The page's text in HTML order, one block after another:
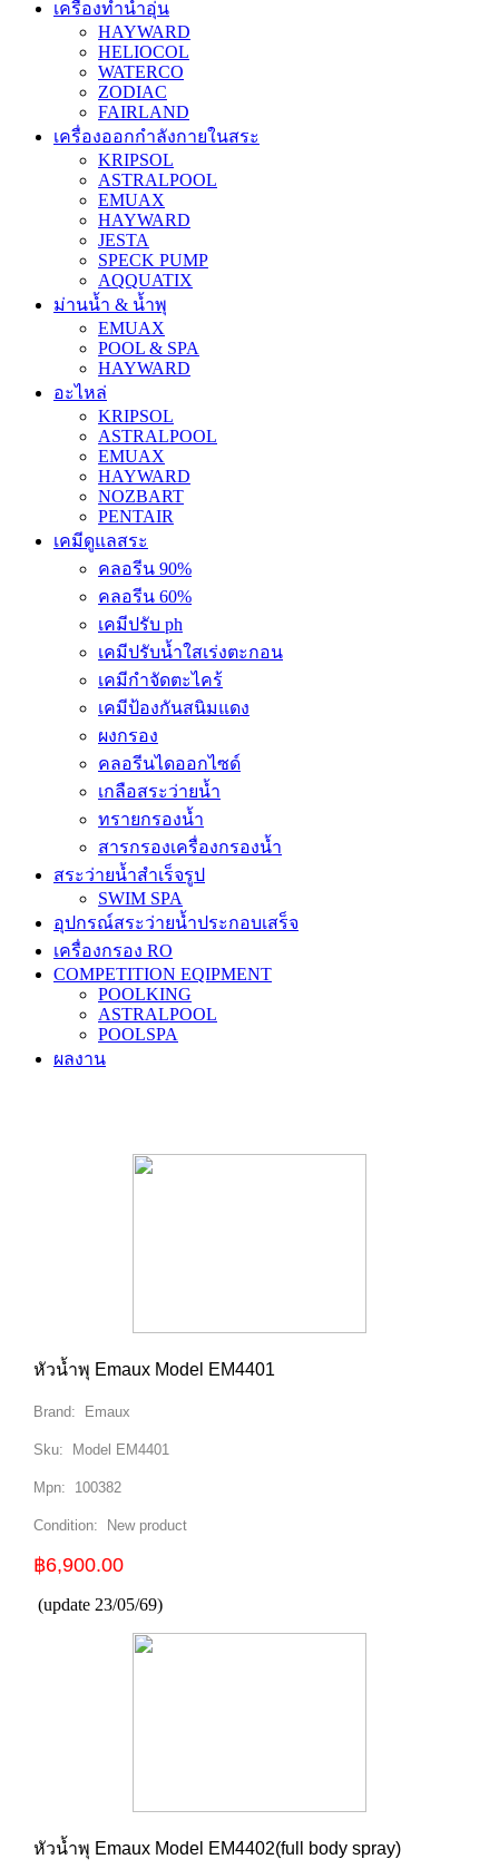
เครื่องทำน้ำอุ่น
HAYWARD
HELIOCOL
WATERCO
ZODIAC
FAIRLAND
เครื่องออกกำลังกายในสระ
KRIPSOL
ASTRALPOOL
EMUAX
HAYWARD
JESTA
SPECK PUMP
AQQUATIX
ม่านน้ำ & น้ำพุ
EMUAX
POOL & SPA
HAYWARD
อะไหล่
KRIPSOL
ASTRALPOOL
EMUAX
HAYWARD
NOZBART
PENTAIR
เคมีดูแลสระ
คลอรีน 90%
คลอรีน 60%
เคมีปรับ ph
เคมีปรับน้ำใสเร่งตะกอน
เคมีกำจัดตะไคร้
เคมีป้องกันสนิมแดง
ผงกรอง
คลอรีนไดออกไซด์
เกลือสระว่ายน้ำ
ทรายกรองน้ำ
สารกรองเครื่องกรองน้ำ
สระว่ายน้ำสำเร็จรูป
SWIM SPA
อุปกรณ์สระว่ายน้ำประกอบเสร็จ
เครื่องกรอง RO
COMPETITION EQIPMENT
POOLKING
ASTRALPOOL
POOLSPA
ผลงาน
หัวน้ำพุ Emaux Model EM4401
Brand: Emaux
Sku: Model EM4401
Mpn: 100382
Condition: New product
฿6,900.00
(update 23/05/69)
หัวน้ำพุ Emaux Model EM4402(full body spray)